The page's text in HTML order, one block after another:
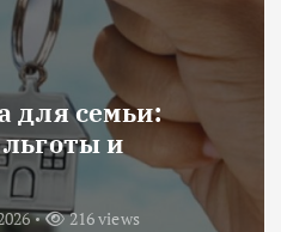
для семьи:
и
216 views